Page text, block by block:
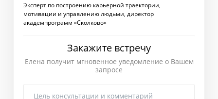
Эксперт по построению карьерной траектории,
мотивации и управлению людьми, директор
академпрограмм «Сколково»
Закажите встречу
Елена получит мгновенное уведомление о Вашем
запросе